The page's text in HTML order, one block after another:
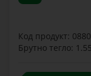
Код продукт: 0880
Брутно тегло: